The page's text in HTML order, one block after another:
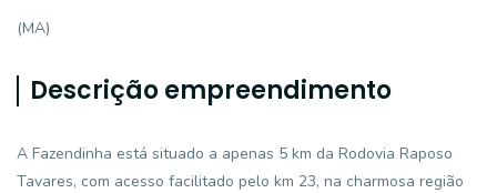
(MA)
Descrição empreendimento
A Fazendinha está situado a apenas 5 km da Rodovia Raposo
Tavares, com acesso facilitado pelo km 23, na charmosa região